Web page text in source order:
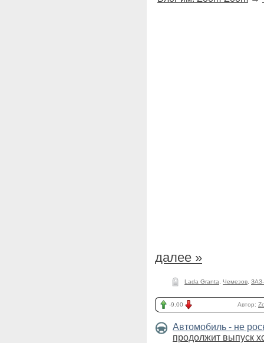
далее »
Lada Granta Чемезов
-9.00 Автор:
Автомобиль - не
продолжит выпуск